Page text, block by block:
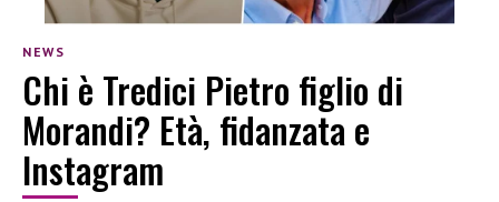
NEWS
Chi è Tredici Pietro figlio di
Morandi? Età, fidanzata e
Instagram